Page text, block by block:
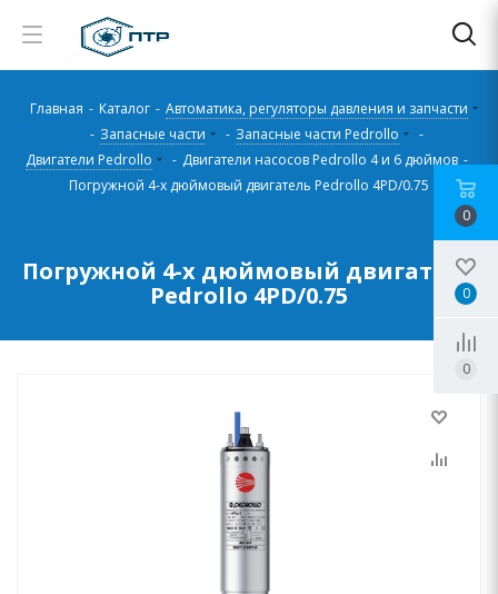
Главная - Каталог - Автоматика, регуляторы давления и запчасти
- Запасные части - Запасные части Pedrollo
-
Двигатели Pedrollo
- Двигатели насосов Pedrollo 4 и 6 дюймов -
Погружной 4-х дюймовый двигатель Pedrollo 4PD/0.75
Погружной 4-х дюймовый двигатель
Pedrollo 4PD/0.75
0
0
0